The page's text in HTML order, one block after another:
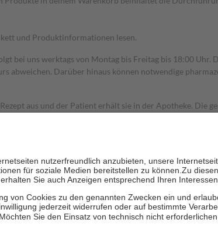
und Produktinformationen lesen.
bei uns werktags von Montag bis Freitag bis 18:00
abweichen. Darüber hinaus können notwendige
aus und der Patient erhält sie in der Apotheke. Die
des Abgabepreises,
zehn Prozent der Kosten sowie zehn Euro je
zu stärken und die besondere Stellung der Familie zu
GKV getragen werden